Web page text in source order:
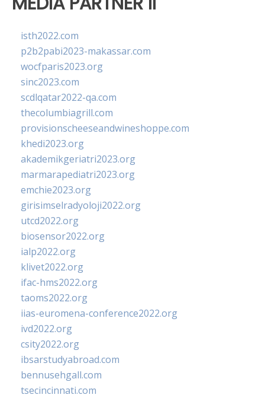
isth2022.com
p2b2pabi2023-makassar.com
wocfparis2023.org
sinc2023.com
scdlqatar2022-qa.com
thecolumbiagrill.com
provisionscheeseandwineshoppe.com
khedi2023.org
akademikgeriatri2023.org
marmarapediatri2023.org
emchie2023.org
girisimselradyoloji2022.org
utcd2022.org
biosensor2022.org
ialp2022.org
klivet2022.org
ifac-hms2022.org
taoms2022.org
iias-euromena-conference2022.org
ivd2022.org
csity2022.org
ibsarstudyabroad.com
bennusehgall.com
tsecincinnati.com